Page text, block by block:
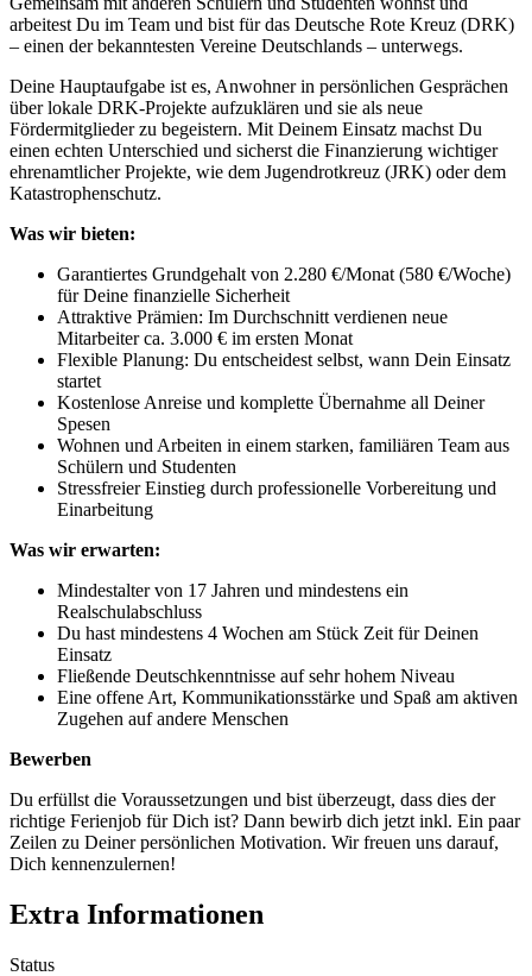
arbeitest Du im Team und bist für das Deutsche Rote Kreuz (DRK)
– einen der bekanntesten Vereine Deutschlands – unterwegs.
Deine Hauptaufgabe ist es, Anwohner in persönlichen Gesprächen
über lokale DRK-Projekte aufzuklären und sie als neue
Fördermitglieder zu begeistern. Mit Deinem Einsatz machst Du
einen echten Unterschied und sicherst die Finanzierung wichtiger
ehrenamtlicher Projekte, wie dem Jugendrotkreuz (JRK) oder dem
Katastrophenschutz.
Was wir bieten:
Garantiertes Grundgehalt von 2.280 €/Monat (580 €/Woche)
für Deine finanzielle Sicherheit
Attraktive Prämien: Im Durchschnitt verdienen neue
Mitarbeiter ca. 3.000 € im ersten Monat
Flexible Planung: Du entscheidest selbst, wann Dein Einsatz
startet
Kostenlose Anreise und komplette Übernahme all Deiner
Spesen
Wohnen und Arbeiten in einem starken, familiären Team aus
Schülern und Studenten
Stressfreier Einstieg durch professionelle Vorbereitung und
Einarbeitung
Was wir erwarten:
Mindestalter von 17 Jahren und mindestens ein
Realschulabschluss
Du hast mindestens 4 Wochen am Stück Zeit für Deinen
Einsatz
Fließende Deutschkenntnisse auf sehr hohem Niveau
Eine offene Art, Kommunikationsstärke und Spaß am aktiven
Zugehen auf andere Menschen
Bewerben
Du erfüllst die Voraussetzungen und bist überzeugt, dass dies der
richtige Ferienjob für Dich ist? Dann bewirb dich jetzt inkl. Ein paar
Zeilen zu Deiner persönlichen Motivation. Wir freuen uns darauf,
Dich kennenzulernen!
Extra Informationen
Status